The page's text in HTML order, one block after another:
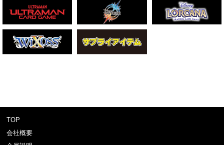
TOP
会社概要